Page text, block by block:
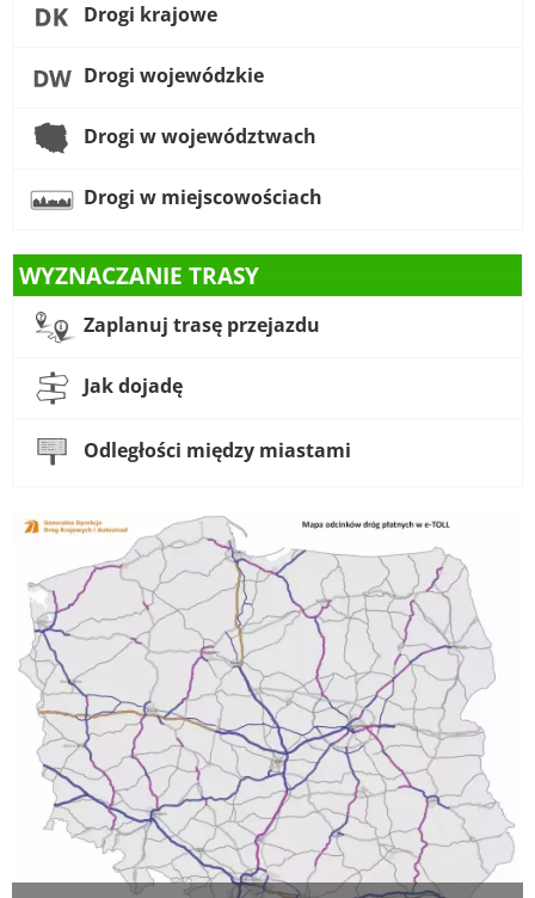
Drogi krajowe
Drogi wojewódzkie
Drogi w województwach
Drogi w miejscowościach
WYZNACZANIE TRASY
Zaplanuj trasę przejazdu
Jak dojadę
Odległości między miastami